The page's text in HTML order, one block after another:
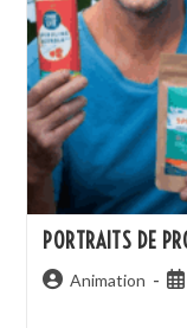
PORTRAITS DE
Animation